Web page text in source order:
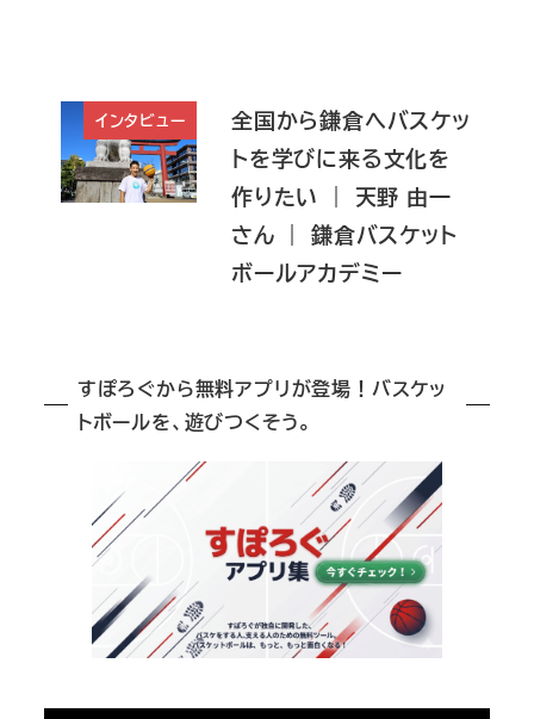
インタビュー
全国から鎌倉へバスケッ
トを学びに来る文化を
作りたい ｜ 天野 由一
さん ｜ 鎌倉バスケット
ボールアカデミー
すぽろぐから無料アプリが登場！バスケッ
トボールを、遊びつくそう。